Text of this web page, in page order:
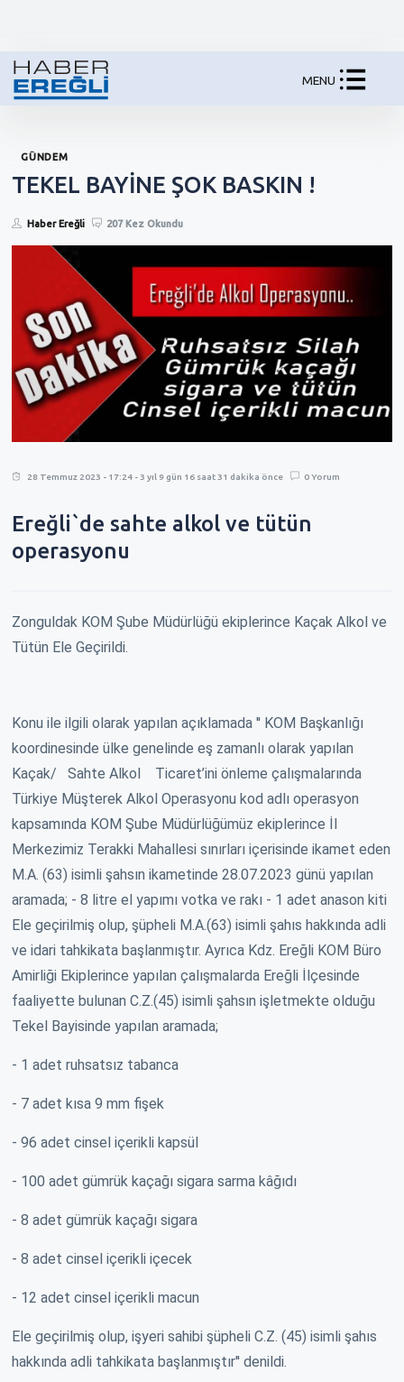
MENU
GÜNDEM
TEKEL BAYİNE ŞOK BASKIN !
Haber Ereğli 207 Kez Okundu
28 Temmuz 2023 - 17:24 - 3 yıl 9 gün 16 saat 31 dakika önce 0 Yorum
Ereğli`de sahte alkol ve tütün
operasyonu
Zonguldak KOM Şube Müdürlüğü ekiplerince Kaçak Alkol ve
Tütün Ele Geçirildi.
Konu ile ilgili olarak yapılan açıklamada '' KOM Başkanlığı
koordinesinde ülke genelinde eş zamanlı olarak yapılan
Kaçak/ Sahte Alkol Ticaret’ini önleme çalışmalarında
Türkiye Müşterek Alkol Operasyonu kod adlı operasyon
kapsamında KOM Şube Müdürlüğümüz ekiplerince İl
Merkezimiz Terakki Mahallesi sınırları içerisinde ikamet eden
M.A. (63) isimli şahsın ikametinde 28.07.2023 günü yapılan
aramada; - 8 litre el yapımı votka ve rakı - 1 adet anason kiti
Ele geçirilmiş olup, şüpheli M.A.(63) isimli şahıs hakkında adli
ve idari tahkikata başlanmıştır. Ayrıca Kdz. Ereğli KOM Büro
Amirliği Ekiplerince yapılan çalışmalarda Ereğli İlçesinde
faaliyette bulunan C.Z.(45) isimli şahsın işletmekte olduğu
Tekel Bayisinde yapılan aramada;
- 1 adet ruhsatsız tabanca
- 7 adet kısa 9 mm fişek
- 96 adet cinsel içerikli kapsül
- 100 adet gümrük kaçağı sigara sarma kâğıdı
- 8 adet gümrük kaçağı sigara
- 8 adet cinsel içerikli içecek
- 12 adet cinsel içerikli macun
Ele geçirilmiş olup, işyeri sahibi şüpheli C.Z. (45) isimli şahıs
hakkında adli tahkikata başlanmıştır'' denildi.